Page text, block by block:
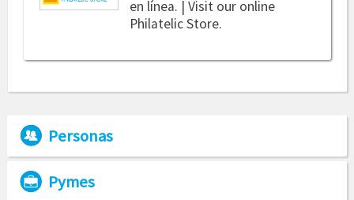
en línea. | Visit our online
Philatelic Store.
Personas
Pymes